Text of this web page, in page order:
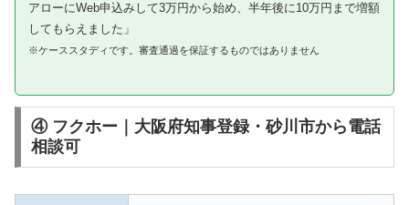
アローにWeb申込みして3万円から始め、半年後に10万円まで増額
してもらえました」
※ケーススタディです。審査通過を保証するものではありません
④ フクホー｜大阪府知事登録・砂川市から電話
相談可